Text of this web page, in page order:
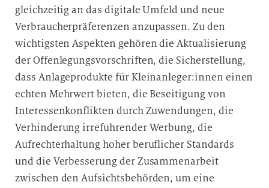
gleichzeitig an das digitale Umfeld und neue
Verbraucherpräferenzen anzupassen. Zu den
wichtigsten Aspekten gehören die Aktualisierung
der Offenlegungsvorschriften, die Sicherstellung,
dass Anlageprodukte für Kleinanleger:innen einen
echten Mehrwert bieten, die Beseitigung von
Interessenkonflikten durch Zuwendungen, die
Verhinderung irreführender Werbung, die
Aufrechterhaltung hoher beruflicher Standards
und die Verbesserung der Zusammenarbeit
zwischen den Aufsichtsbehörden, um eine